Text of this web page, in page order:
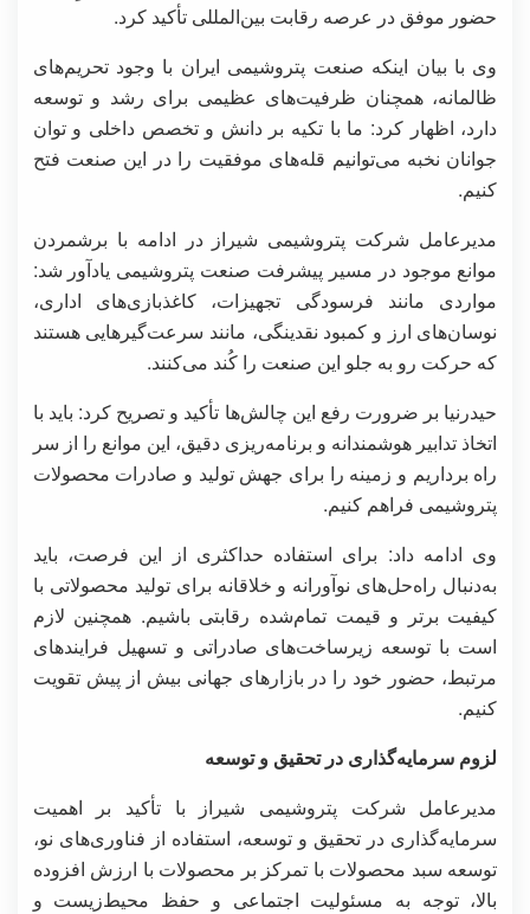
حضور موفق در عرصه رقابت بین‌المللی تأکید کرد.
وی با بیان اینکه صنعت پتروشیمی ایران با وجود تحریم‌های
ظالمانه، همچنان ظرفیت‌های عظیمی برای رشد و توسعه
دارد، اظهار کرد: ما با تکیه بر دانش و تخصص داخلی و توان
جوانان نخبه می‌توانیم قله‌های موفقیت را در این صنعت فتح
کنیم.
مدیرعامل شرکت پتروشیمی شیراز در ادامه با برشمردن
موانع موجود در مسیر پیشرفت صنعت پتروشیمی یادآور شد:
مواردی مانند فرسودگی تجهیزات، کاغذبازی‌های اداری،
نوسان‌های ارز و کمبود نقدینگی، مانند سرعت‌گیرهایی هستند
که حرکت رو به جلو این صنعت را کُند می‌کنند.
حیدرنیا بر ضرورت رفع این چالش‌ها تأکید و تصریح کرد: باید با
اتخاذ تدابیر هوشمندانه و برنامه‌ریزی دقیق، این موانع را از سر
راه برداریم و زمینه را برای جهش تولید و صادرات محصولات
پتروشیمی فراهم کنیم.
وی ادامه داد: برای استفاده حداکثری از این فرصت، باید
به‌دنبال راه‌حل‌های نوآورانه و خلاقانه برای تولید محصولاتی با
کیفیت برتر و قیمت تمام‌شده رقابتی باشیم. همچنین لازم
است با توسعه زیرساخت‌های صادراتی و تسهیل فرایندهای
مرتبط، حضور خود را در بازارهای جهانی بیش از پیش تقویت
کنیم.
لزوم سرمایه‌گذاری در تحقیق و توسعه
مدیرعامل شرکت پتروشیمی شیراز با تأکید بر اهمیت
سرمایه‌گذاری در تحقیق و توسعه، استفاده از فناوری‌های نو،
توسعه سبد محصولات با تمرکز بر محصولات با ارزش افزوده
بالا، توجه به مسئولیت‌ اجتماعی و حفظ محیط‌زیست و